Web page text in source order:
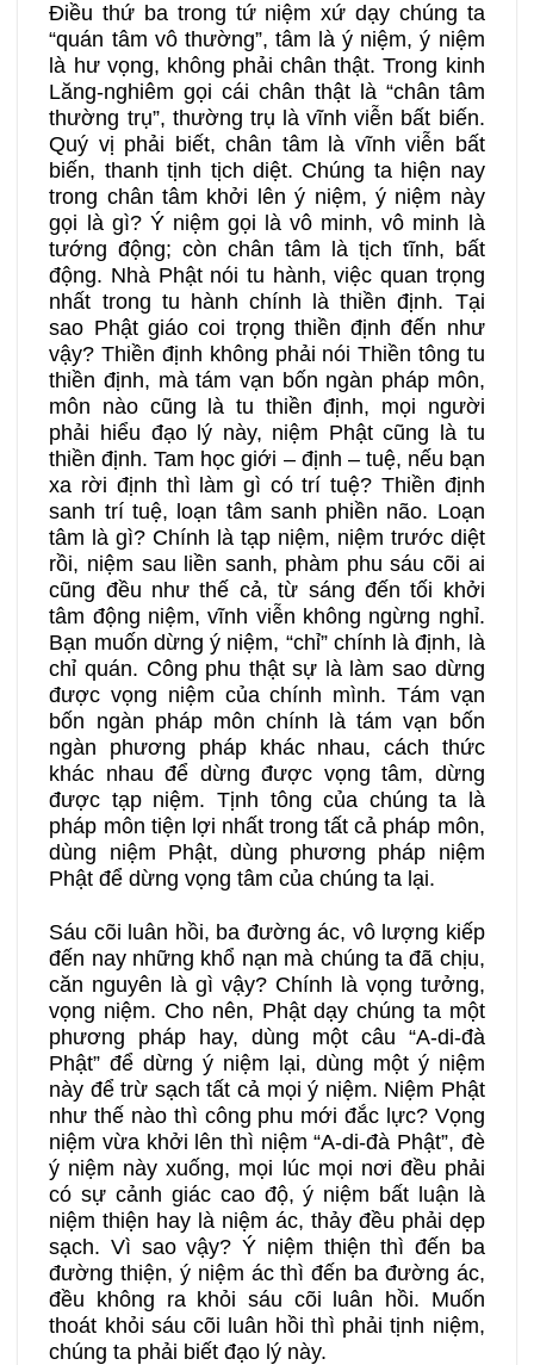
Điều thứ ba trong tứ niệm xứ dạy chúng ta
“quán tâm vô thường”, tâm là ý niệm, ý niệm
là hư vọng, không phải chân thật. Trong kinh
Lăng-nghiêm gọi cái chân thật là “chân tâm
thường trụ”, thường trụ là vĩnh viễn bất biến.
Quý vị phải biết, chân tâm là vĩnh viễn bất
biến, thanh tịnh tịch diệt. Chúng ta hiện nay
trong chân tâm khởi lên ý niệm, ý niệm này
gọi là gì? Ý niệm gọi là vô minh, vô minh là
tướng động; còn chân tâm là tịch tĩnh, bất
động. Nhà Phật nói tu hành, việc quan trọng
nhất trong tu hành chính là thiền định. Tại
sao Phật giáo coi trọng thiền định đến như
vậy? Thiền định không phải nói Thiền tông tu
thiền định, mà tám vạn bốn ngàn pháp môn,
môn nào cũng là tu thiền định, mọi người
phải hiểu đạo lý này, niệm Phật cũng là tu
thiền định. Tam học giới – định – tuệ, nếu bạn
xa rời định thì làm gì có trí tuệ? Thiền định
sanh trí tuệ, loạn tâm sanh phiền não. Loạn
tâm là gì? Chính là tạp niệm, niệm trước diệt
rồi, niệm sau liền sanh, phàm phu sáu cõi ai
cũng đều như thế cả, từ sáng đến tối khởi
tâm động niệm, vĩnh viễn không ngừng nghỉ.
Bạn muốn dừng ý niệm, “chỉ” chính là định, là
chỉ quán. Công phu thật sự là làm sao dừng
được vọng niệm của chính mình. Tám vạn
bốn ngàn pháp môn chính là tám vạn bốn
ngàn phương pháp khác nhau, cách thức
khác nhau để dừng được vọng tâm, dừng
được tạp niệm. Tịnh tông của chúng ta là
pháp môn tiện lợi nhất trong tất cả pháp môn,
dùng niệm Phật, dùng phương pháp niệm
Phật để dừng vọng tâm của chúng ta lại.
Sáu cõi luân hồi, ba đường ác, vô lượng kiếp
đến nay những khổ nạn mà chúng ta đã chịu,
căn nguyên là gì vậy? Chính là vọng tưởng,
vọng niệm. Cho nên, Phật dạy chúng ta một
phương pháp hay, dùng một câu “A-di-đà
Phật” để dừng ý niệm lại, dùng một ý niệm
này để trừ sạch tất cả mọi ý niệm. Niệm Phật
như thế nào thì công phu mới đắc lực? Vọng
niệm vừa khởi lên thì niệm “A-di-đà Phật”, đè
ý niệm này xuống, mọi lúc mọi nơi đều phải
có sự cảnh giác cao độ, ý niệm bất luận là
niệm thiện hay là niệm ác, thảy đều phải dẹp
sạch. Vì sao vậy? Ý niệm thiện thì đến ba
đường thiện, ý niệm ác thì đến ba đường ác,
đều không ra khỏi sáu cõi luân hồi. Muốn
thoát khỏi sáu cõi luân hồi thì phải tịnh niệm,
chúng ta phải biết đạo lý này.